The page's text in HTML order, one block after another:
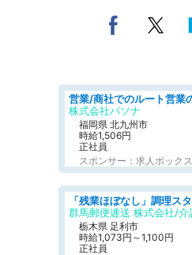
株式会社パソナ
福岡県 北九州市
時給1,506円
正社員
スポンサー：求人ボックス
栃木県 足利市
時給1,073円～1,100円
正社員